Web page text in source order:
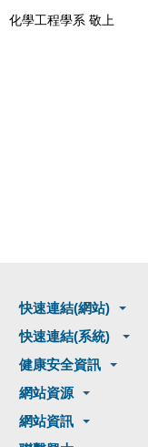
化學工程學系 敬上
快速連結(網站)
快速連結(系統)
健康安全資訊
網站資源
網站資訊